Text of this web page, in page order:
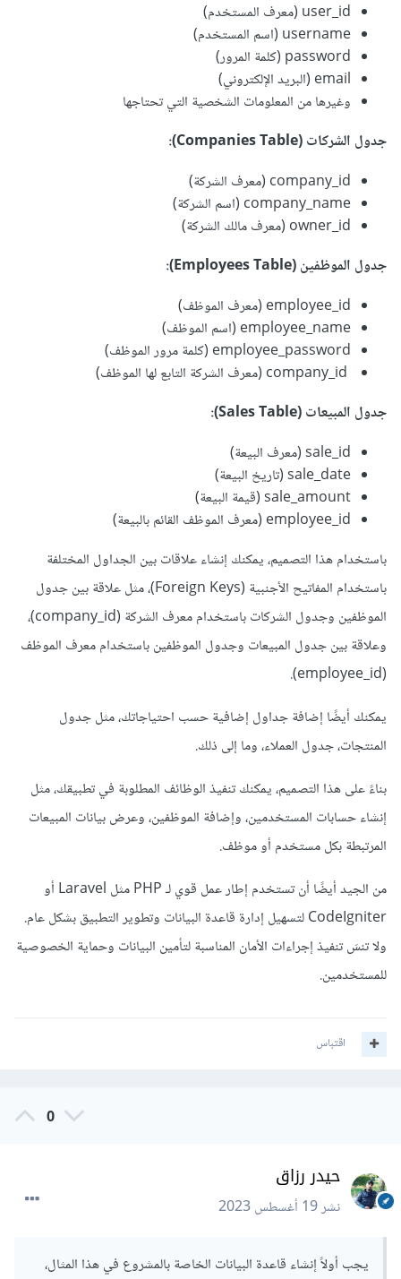
user_id (معرف المستخدم)
username (اسم المستخدم)
password (كلمة المرور)
email (البريد الإلكتروني)
وغيرها من المعلومات الشخصية التي تحتاجها
جدول الشركات (Companies Table):
company_id (معرف الشركة)
company_name (اسم الشركة)
owner_id (معرف مالك الشركة)
جدول الموظفين (Employees Table):
employee_id (معرف الموظف)
employee_name (اسم الموظف)
employee_password (كلمة مرور الموظف)
جدول المبيعات (Sales Table):
sale_id (معرف البيعة)
sale_date (تاريخ البيعة)
sale_amount (قيمة البيعة)
employee_id (معرف الموظف القائم بالبيعة)
باستخدام هذا التصميم، يمكنك إنشاء علاقات بين الجداول المختلفة
باستخدام المفاتيح الأجنبية (Foreign Keys)، مثل علاقة بين جدول
الموظفين وجدول الشركات باستخدام معرف الشركة (company_id)،
وعلاقة بين جدول المبيعات وجدول الموظفين باستخدام معرف الموظف
يمكنك أيضًا إضافة جداول إضافية حسب احتياجاتك، مثل جدول
المنتجات، جدول العملاء، وما إلى ذلك.
بناءً على هذا التصميم، يمكنك تنفيذ الوظائف المطلوبة في تطبيقك، مثل
إنشاء حسابات المستخدمين، وإضافة الموظفين، وعرض بيانات المبيعات
المرتبطة بكل مستخدم أو موظف.
من الجيد أيضًا أن تستخدم إطار عمل قوي لـ PHP مثل Laravel أو
CodeIgniter لتسهيل إدارة قاعدة البيانات وتطوير التطبيق بشكل عام.
ولا تنسَ تنفيذ إجراءات الأمان المناسبة لتأمين البيانات وحماية الخصوصية
للمستخدمين.
اقتباس
0
حيدر رزاق
نشر19 أغسطس 2023
يجب أولاً إنشاء قاعدة البيانات الخاصة بالمشروع في هذا المثال،